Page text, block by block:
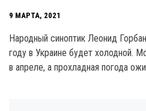
9 МАРТА, 2021
Народный синоптик Леонид
году в Украине будет холодной.
в апреле, а прохладная погода